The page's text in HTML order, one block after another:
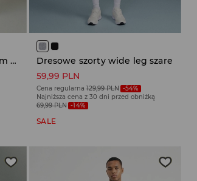
Czarne szorty jeansowe slim fit z efektem sprania
Dresowe szorty wide leg szare
59,99 PLN
Cena regularna 129,99 PLN -54%
Najniższa cena z 30 dni przed obniżką
69,99 PLN -14%
SALE